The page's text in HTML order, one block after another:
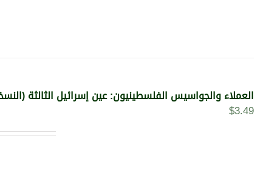
العملاء والجواسيس الفلسطينيون: عين إسرائيل الثالثة
$3.49